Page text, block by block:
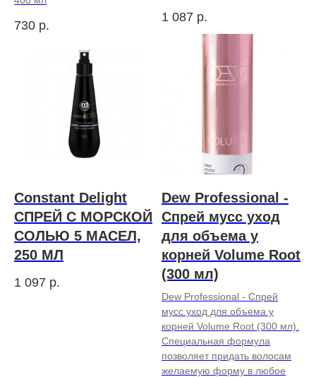
730 р.
1 087 р.
Constant Delight
СПРЕЙ С МОРСКОЙ
СОЛЬЮ 5 МАСЕЛ,
250 МЛ
1 097 р.
Dew Professional -
Спрей мусс уход
для объема у
корней Volume Root
(300 мл)
Dew Professional - Спрей
мусс уход для объема у
корней Volume Root (300 мл).
Специальная формула
позволяет придать волосам
желаемую форму в любое